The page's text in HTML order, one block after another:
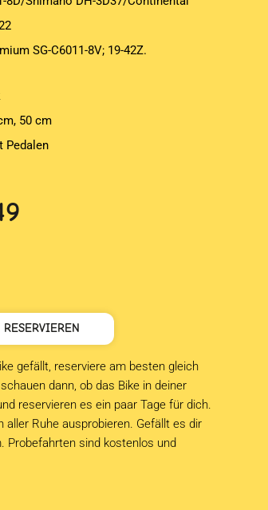
SG-C6011-8V; 19-42Z.
50 cm
Pedalen
RESERVIEREN
gefällt, reserviere am besten gleich
dann, ob das Bike in deiner
reservieren es ein paar Tage für dich.
aller Ruhe ausprobieren. Gefällt es dir
Probefahrten sind kostenlos und